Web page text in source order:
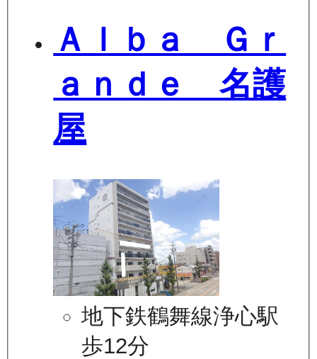
Ａｌｂａ Ｇｒ
ａｎｄｅ 名護
屋
地下鉄鶴舞線浄心駅
歩12分